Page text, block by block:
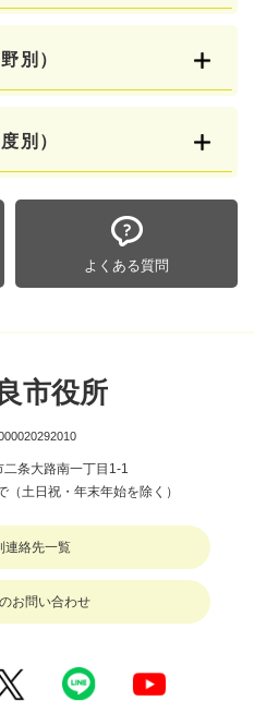
別）
別）
よくある質問
市役所
条大路南一丁目1-1
土日祝・年末年始を除く）
連絡先一覧
お問い合わせ